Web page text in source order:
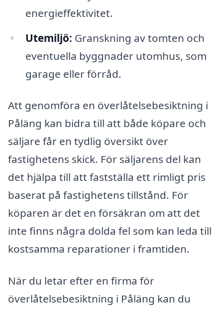
energieffektivitet.
Utemiljö: Granskning av tomten och
eventuella byggnader utomhus, som
garage eller förråd.
Att genomföra en överlåtelsebesiktning i
Påläng kan bidra till att både köpare och
säljare får en tydlig översikt över
fastighetens skick. För säljarens del kan
det hjälpa till att fastställa ett rimligt pris
baserat på fastighetens tillstånd. För
köparen är det en försäkran om att det
inte finns några dolda fel som kan leda till
kostsamma reparationer i framtiden.
När du letar efter en firma för
överlåtelsebesiktning i Påläng kan du